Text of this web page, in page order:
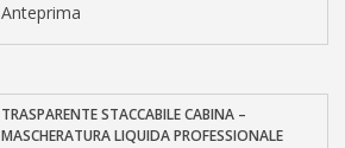
Anteprima
TRASPARENTE STACCABILE CABINA –
MASCHERATURA LIQUIDA PROFESSIONALE